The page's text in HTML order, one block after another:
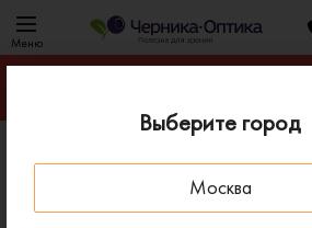
Выберите город
Москва
Меню
Гарантируем лучшую цену на
Главная
Оправы для очков
Оправа MEXX 2798 400